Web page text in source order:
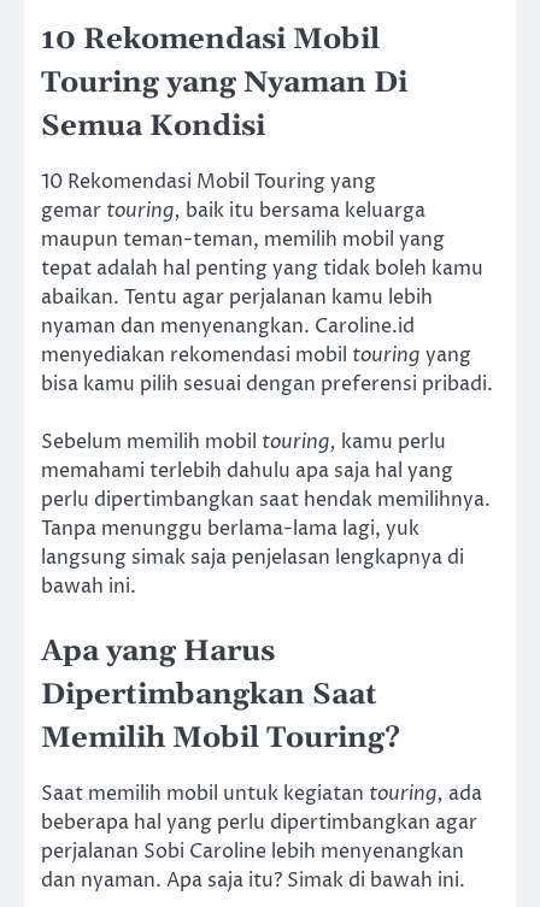
10 Rekomendasi Mobil
Touring yang Nyaman Di
Semua Kondisi
10 Rekomendasi Mobil Touring yang
gemar touring, baik itu bersama keluarga
maupun teman-teman, memilih mobil yang
tepat adalah hal penting yang tidak boleh kamu
abaikan. Tentu agar perjalanan kamu lebih
nyaman dan menyenangkan. Caroline.id
menyediakan rekomendasi mobil touring yang
bisa kamu pilih sesuai dengan preferensi pribadi.
Sebelum memilih mobil touring, kamu perlu
memahami terlebih dahulu apa saja hal yang
perlu dipertimbangkan saat hendak memilihnya.
Tanpa menunggu berlama-lama lagi, yuk
langsung simak saja penjelasan lengkapnya di
bawah ini.
Apa yang Harus
Dipertimbangkan Saat
Memilih Mobil Touring?
Saat memilih mobil untuk kegiatan touring, ada
beberapa hal yang perlu dipertimbangkan agar
perjalanan Sobi Caroline lebih menyenangkan
dan nyaman. Apa saja itu? Simak di bawah ini.